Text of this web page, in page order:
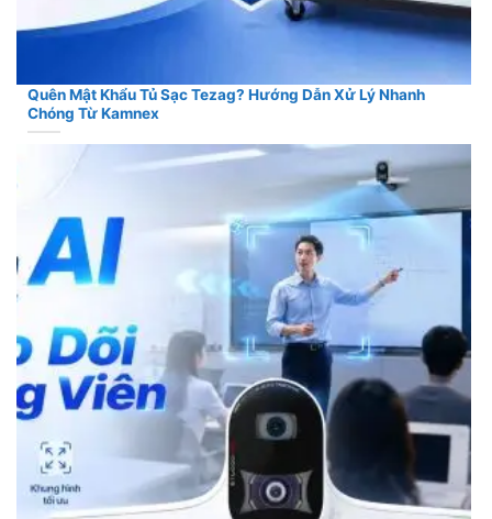
Quên Mật Khẩu Tủ Sạc Tezag? Hướng Dẫn Xử Lý Nhanh
Chóng Từ Kamnex